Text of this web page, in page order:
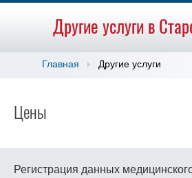
Другие услуги в
Главная Другие услуги
Цены
Регистрация данных